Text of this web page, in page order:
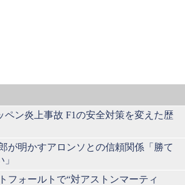
ペン炎上事故 F1の安全対策を変えた歴
が明かすアロンソとの信頼関係「勝て
フォールトで“対アストンマーティ